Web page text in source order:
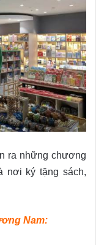
ra những chương
nơi ký tặng sách,
Nam: